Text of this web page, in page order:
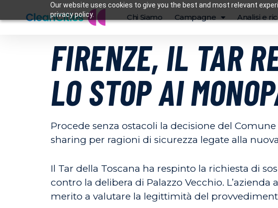
Our website uses cookies to give you the best and most relevant
privacy policy.
Chi Siamo Campagne Analisi e
FIRENZE, IL TAR
LO STOP AI
Procede senza ostacoli la decisione del
sharing per ragioni di sicurezza legate alla
Il Tar della Toscana ha respinto la richiesta di
contro la delibera di Palazzo Vecchio.
merito a valutare la legittimità del